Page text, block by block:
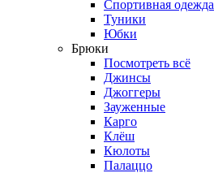
Спортивная одежда
Туники
Юбки
Брюки
Посмотреть всё
Джинсы
Джоггеры
Зауженные
Карго
Клёш
Кюлоты
Палаццо